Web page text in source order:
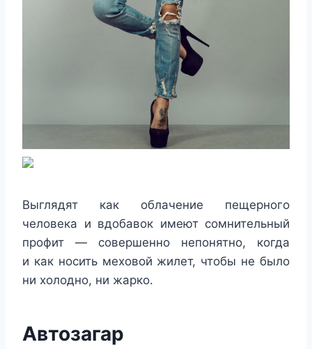
Выглядят как облачение пещерного
человека и вдобавок имеют сомнительный
профит — совершенно непонятно, когда
и как носить меховой жилет, чтобы не было
ни холодно, ни жарко.
Автозагар